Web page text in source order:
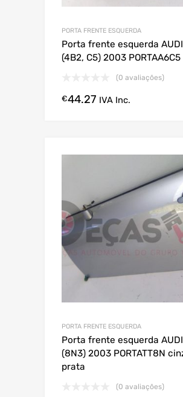
PORTA FRENTE ESQUERDA
Porta frente esquerda
(4B2, C5) 2003
(0 avaliações)
€44.27 IVA Inc.
PORTA FRENTE ESQUERDA
Porta frente esquerda
(8N3) 2003 PORTATT8N
prata
(0 avaliações)